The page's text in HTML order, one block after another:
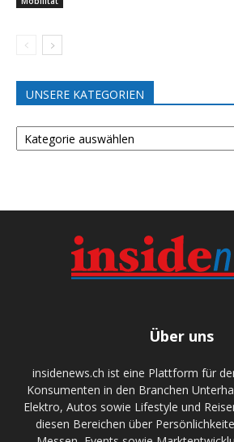
UNSERE KATEGORIEN
UNSERE
KATEGORIEN
Über uns
insidenews.ch ist eine Plattform für
Konsumenten in den Branchen
Elektro, Autos sowie Lifestyle und
diesen Bereichen über